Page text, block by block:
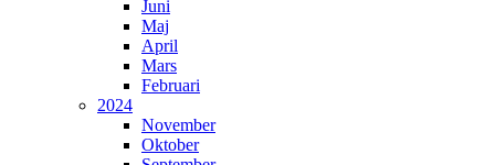
Juni
Maj
April
Mars
Februari
2024
November
Oktober